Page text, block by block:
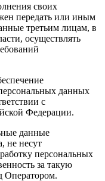
своих
передать или иным
третьим лицам, в
осуществлять
данных
с
Федерации.
данные
не несут
персональных
за такую
Оператором.